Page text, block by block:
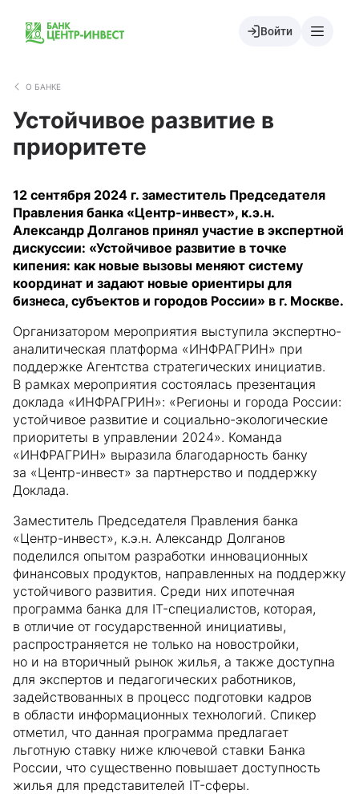
Войти
О БАНКЕ
Устойчивое развитие в
приоритете
12 сентября 2024 г. заместитель Председателя
Правления банка «Центр-инвест», к.э.н.
Александр Долганов принял участие в экспертной
дискуссии: «Устойчивое развитие в точке
кипения: как новые вызовы меняют систему
координат и задают новые ориентиры для
бизнеса, субъектов и городов России» в г. Москве.
Организатором мероприятия выступила экспертно-
аналитическая платформа «ИНФРАГРИН» при
поддержке Агентства стратегических инициатив.
В рамках мероприятия состоялась презентация
доклада «ИНФРАГРИН»: «Регионы и города России:
устойчивое развитие и социально-экологические
приоритеты в управлении 2024». Команда
«ИНФРАГРИН» выразила благодарность банку
за «Центр-инвест» за партнерство и поддержку
Доклада.
Заместитель Председателя Правления банка
«Центр-инвест», к.э.н. Александр Долганов
поделился опытом разработки инновационных
финансовых продуктов, направленных на поддержку
устойчивого развития. Среди них ипотечная
программа банка для IT-специалистов, которая,
в отличие от государственной инициативы,
распространяется не только на новостройки,
но и на вторичный рынок жилья, а также доступна
для экспертов и педагогических работников,
задействованных в процесс подготовки кадров
в области информационных технологий. Спикер
отметил, что данная программа предлагает
льготную ставку ниже ключевой ставки Банка
России, что существенно повышает доступность
жилья для представителей IT-сферы.